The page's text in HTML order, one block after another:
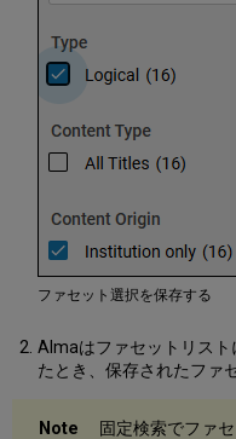
能
セ
シ
ン
イ
ッ
ア
セ
ス
モ
ファセット選択を保存する
Almaはファセットリス
たとき、保存されたファ
固定検索でファ